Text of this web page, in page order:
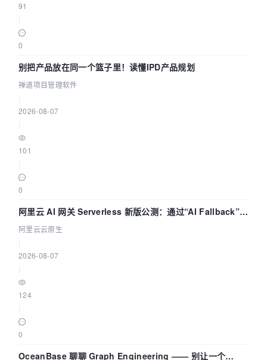
91
0
别把产品放在同一个篮子里！读懂IPD产品规划
禅道项目管理软件
2026-08-07
101
0
阿里云 AI 网关 Serverless 新版公测：通过“AI Fallback”与
拓扑可视化构建 AI 流量治理底座
阿里云云原生
2026-08-07
124
0
OceanBase 聊聊 Graph Engineering —— 别让一个